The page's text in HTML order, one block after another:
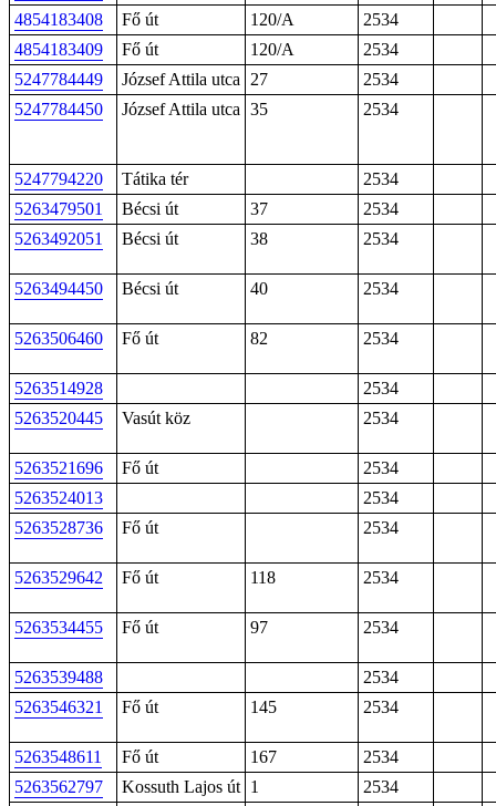
4854183408
Fő út 120/A
2534
4854183409
Fő út 120/A
2534
5247784449
József Attila utca 27
2534
5247784450
József Attila utca 35 2534
5247794220 Tátika tér
2534
5263479501
Bécsi út 37
2534
5263492051
Bécsi út 38 2534
5263494450 Bécsi út 40 2534
5263506460 Fő út 82 2534
5263514928
2534
5263520445
Vasút köz 2534
5263521696 Fő út
2534
5263524013
2534
5263528736
Fő út 2534
5263529642 Fő út 118 2534
5263534455 Fő út 97 2534
5263539488
2534
5263546321
Fő út 145 2534
5263548611 Fő út 167
2534
5263562797
Kossuth Lajos út 1
2534